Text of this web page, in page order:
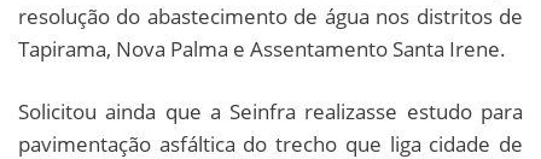
resolução do abastecimento de água nos distritos de
Tapirama, Nova Palma e Assentamento Santa Irene.
Solicitou ainda que a Seinfra realizasse estudo para
pavimentação asfáltica do trecho que liga cidade de